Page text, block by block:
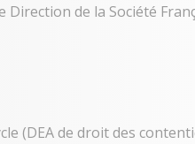
Direction de la Société
(DEA de droit des